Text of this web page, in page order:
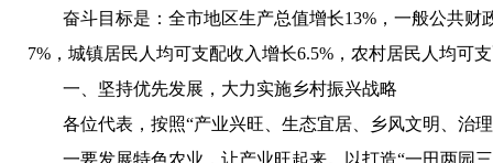
奋斗目标是： 全市地区生产总值增长13%，一般公共财
7%，城镇居民人均可支配收入增长6.5%，农村居民人均可
一、坚持优先发展，大力实施乡村振兴战略
各位代表，按照“产业兴旺、生态宜居、乡风文明、治
一要发展特色农业，让产业旺起来。
以打造“一田两园